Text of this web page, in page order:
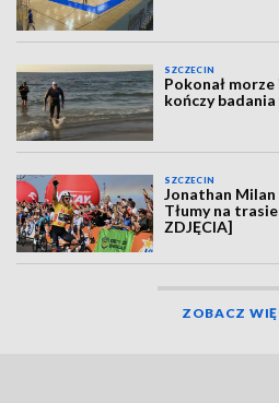
SZCZECIN
Pokonał morze
kończy
SZCZECIN
Jonathan Milan
Tłumy na
ZDJĘCIA]
ZOBACZ